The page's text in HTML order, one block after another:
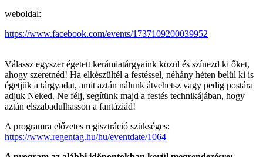
weboldal:
https://www.facebook.com/events/1737109200039952
Válassz egyszer égetett kerámiatárgyaink közül és színezd ki őket,
ahogy szeretnéd! Ha elkészültél a festéssel, néhány héten belül ki is
égetjük a tárgyadat, amit aztán nálunk átvehetsz vagy pedig postára
adjuk Neked. Ne félj, segítünk majd a festés technikájában, hogy
aztán elszabadulhasson a fantáziád!
A programra előzetes regisztráció szükséges:
https://www.regentag.hu/hu/eventdate/1064